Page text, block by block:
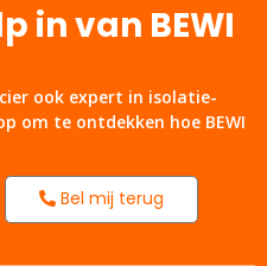
in van BEWI
ook expert in isolatie-
om te ontdekken hoe BEWI
Bel mij terug